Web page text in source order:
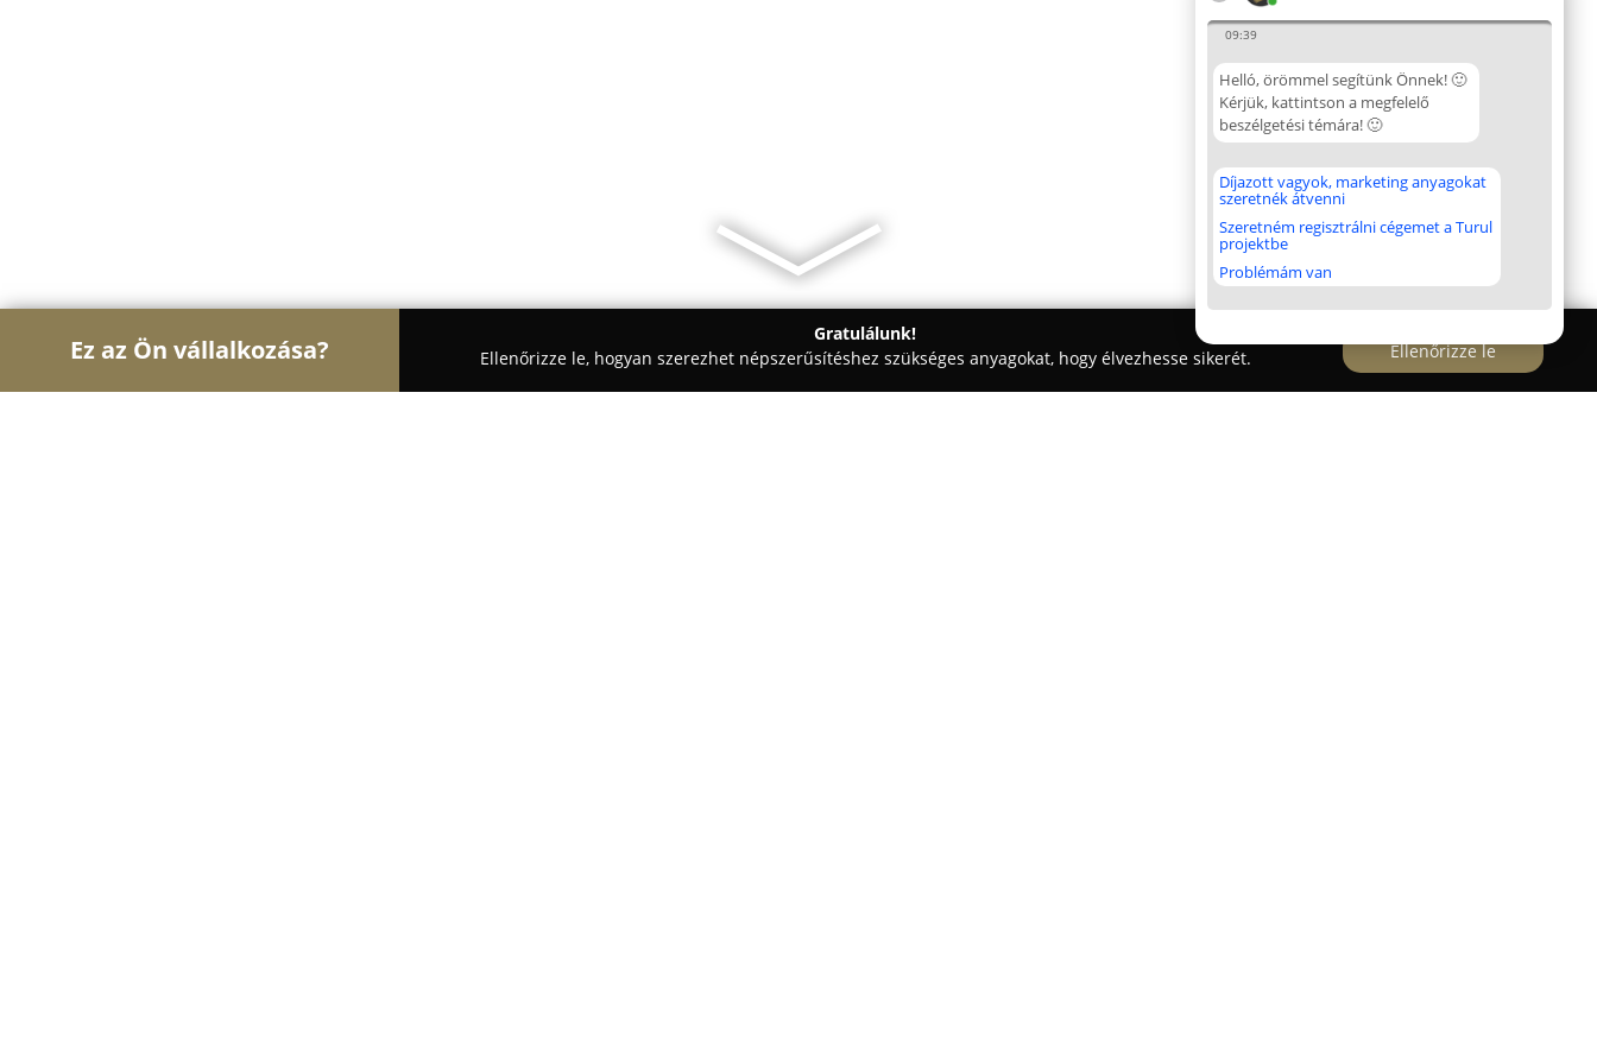
09:39
Helló, örömmel segítünk Önnek! 🙂
Kérjük, kattintson a megfelelő
beszélgetési témára! 🙂
Díjazott vagyok, marketing anyagokat
szeretnék átvenni
Szeretném regisztrálni cégemet a Turul
projektbe
Problémám van
Ez az Ön vállalkozása?
Gratulálunk!
Ellenőrizze le, hogyan szerezhet népszerűsítéshez szükséges anyagokat, hogy élvezhesse sikerét.
Ellenőrizze le